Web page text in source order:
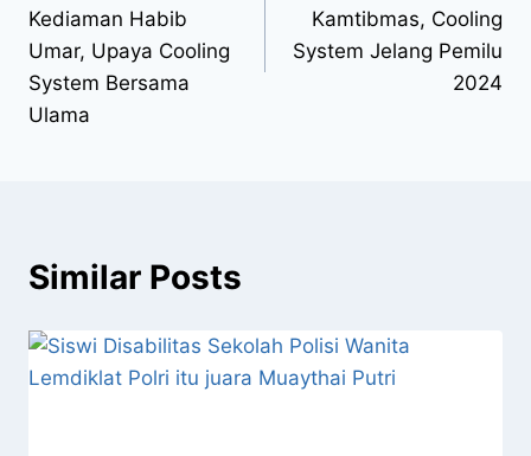
Kediaman Habib
Umar, Upaya Cooling
System Bersama
Ulama
Kamtibmas, Cooling
System Jelang Pemilu
2024
Similar Posts